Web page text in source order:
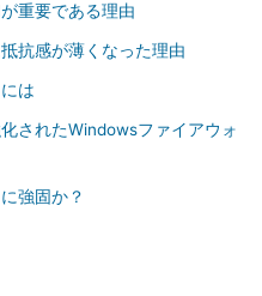
重要である理由
抗感が薄くなった理由
は
されたWindowsファイアウォ
強固か？